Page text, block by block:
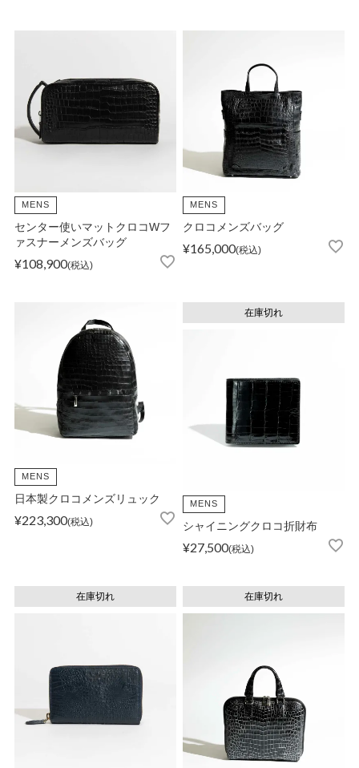
定商取引法に基づく表示
問い合わせ
FOLLOW US
MENS
センター使いマットクロコWフ
ァスナーメンズバッグ
¥108,900 税込
MENS
クロコメンズバッグ
¥165,000 税込
MENS
日本製クロコメンズリュック
¥223,300 税込
MENS
シャイニングクロコ折財布
¥27,500 税込
在庫切れ
在庫切れ 在庫切れ